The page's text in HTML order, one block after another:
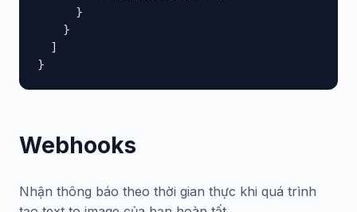
      }
    }
  ]
}
Webhooks
Nhận thông báo theo thời gian thực khi quá trình